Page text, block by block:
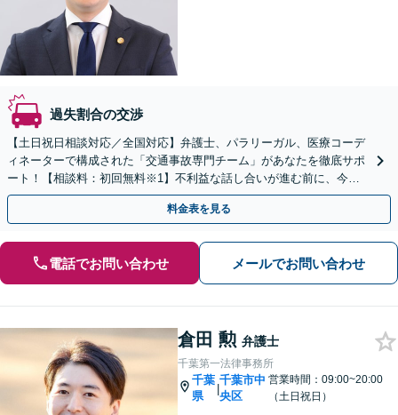
過失割合の交渉
【土日祝日相談対応／全国対応】弁護士、パラリーガル、医療コーデ
ィネーターで構成された「交通事故専門チーム」があなたを徹底サポ
ート！【相談料：初回無料※1】不利益な話し合いが進む前に、今す
ぐ相談！
料金表を見る
電話でお問い合わせ メールでお問い合わせ
倉田 勲 弁護士
千葉第一法律事務所
千葉
県
|
千葉市中
央区
営業時間：09:00~20:00
（土日祝日）